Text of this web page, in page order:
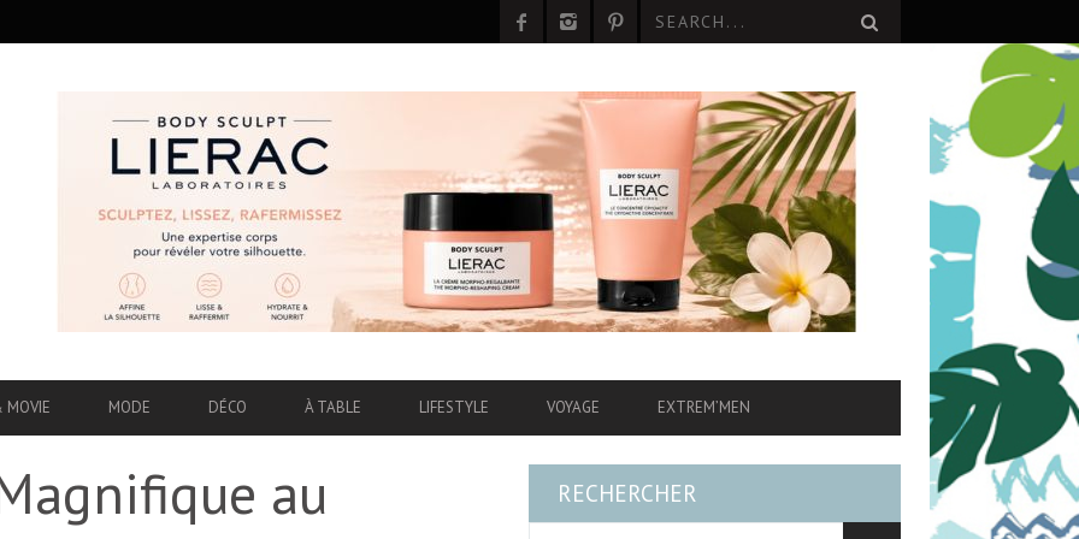
MOVIE MODE DÉCO À TABLE LIFESTYLE VOYAGE EXTREM’MEN
au
RECHERCHER